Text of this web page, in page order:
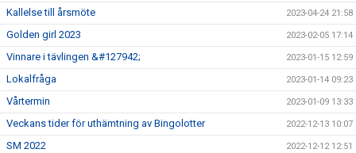
Kallelse till årsmöte 2023-04-24 21:58
Golden girl 2023 2023-02-05 17:14
Vinnare i tävlingen &#127942; 2023-01-15 12:59
Lokalfråga 2023-01-14 09:23
Vårtermin 2023-01-09 13:33
Veckans tider för uthämtning av Bingolotter 2022-12-13 10:07
SM 2022 2022-12-12 12:51